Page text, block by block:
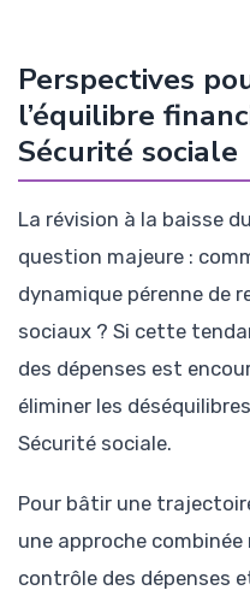
Perspectives
l’équilibre
Sécurité sociale
La révision à la baisse
question majeure :
dynamique pérenne de
sociaux ? Si cette
des dépenses est
éliminer les
Sécurité sociale.
Pour bâtir une
une approche
contrôle des dépenses